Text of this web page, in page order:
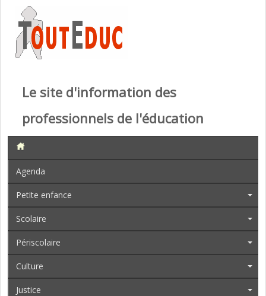
Le site d'information des
professionnels de l'éducation
Agenda
Petite enfance
Scolaire
Périscolaire
Culture
Justice